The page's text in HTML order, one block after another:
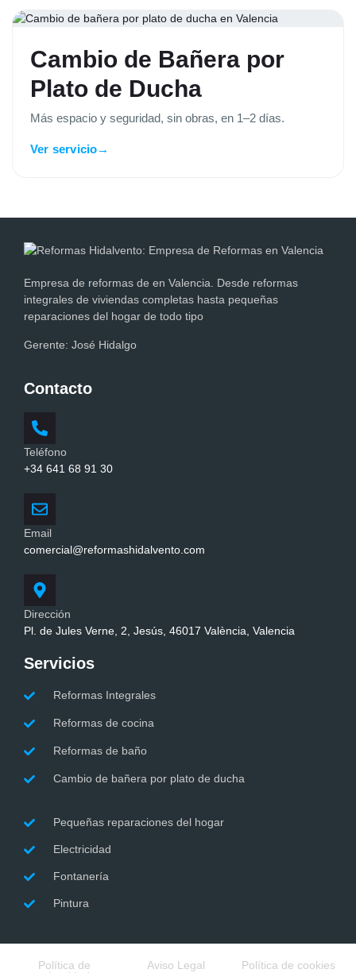
Cambio de Bañera por
Plato de Ducha
Más espacio y seguridad, sin obras, en 1–2 días.
Ver servicio→
Empresa de reformas de en Valencia. Desde reformas
integrales de viviendas completas hasta pequeñas
reparaciones del hogar de todo tipo
Gerente: José Hidalgo
Contacto
Teléfono
+34 641 68 91 30
Email
comercial@reformashidalvento.com
Dirección
Pl. de Jules Verne, 2, Jesús, 46017 València, Valencia
Servicios
Reformas Integrales
Reformas de cocina
Reformas de baño
Cambio de bañera por plato de ducha
Pequeñas reparaciones del hogar
Electricidad
Fontanería
Pintura
Política de
Aviso Legal Política de cookies